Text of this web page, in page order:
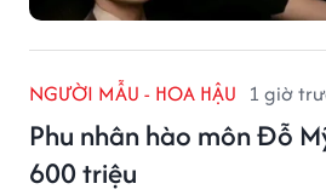
NGƯỜI MẪU - HOA HẬU 1 giờ
Phu nhân hào môn Đỗ
600 triệu